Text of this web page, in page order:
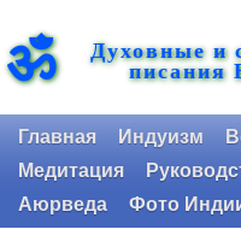
ॐ Духовные и
писания
Главная Индуизм
Медитация
Аюрведа
Фото